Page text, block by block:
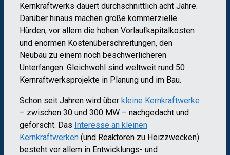
Kernkraftwerks dauert durchschnittlich acht Jahre.
Darüber hinaus machen große kommerzielle
Hürden, vor allem die hohen Vorlaufkapitalkosten
und enormen Kostenüberschreitungen, den
Neubau zu einem noch beschwerlicheren
Unterfangen. Gleichwohl sind weltweit rund 50
Kernraftwerksprojekte in Planung und im Bau.
Schon seit Jahren wird über kleine Kernkraftwerke
– zwischen 30 und 300 MW – nachgedacht und
geforscht. Das Interesse an kleinen
Kernkraftwerken (und Reaktoren zu Heizzwecken)
besteht vor allem in Entwicklungs- und